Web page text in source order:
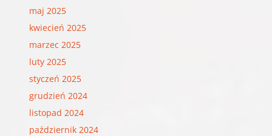
maj 2025
kwiecień 2025
marzec 2025
luty 2025
styczeń 2025
grudzień 2024
listopad 2024
październik 2024